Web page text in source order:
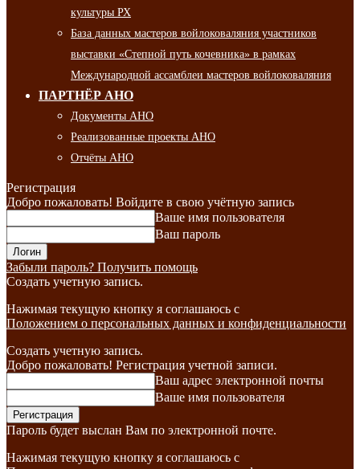
культуры РХ
База данных мастеров войлоковаляния участников
выставки «Степной путь кочевника» в рамках
Международной ассамблеи мастеров войлоковаляния
ПАРТНЁР АНО
Документы АНО
Реализованные проекты АНО
Отчёты АНО
Регистрация
Добро пожаловать! Войдите в свою учётную запись
Ваше имя пользователя
Ваш пароль
Забыли пароль? Получить помощь
Создать учетную запись.
Нажимая текущую кнопку я соглашаюсь с
Положением о персональных данных и конфиденциальности
Создать учетную запись.
Добро пожаловать! Регистрация учетной записи.
Ваш адрес электронной почты
Ваше имя пользователя
Пароль будет выслан Вам по электронной почте.
Нажимая текущую кнопку я соглашаюсь с